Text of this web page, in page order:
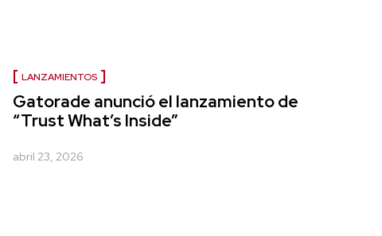
LANZAMIENTOS
Gatorade anunció el lanzamiento de
“Trust What’s Inside”
abril 23, 2026